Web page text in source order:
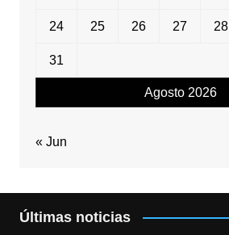
Agosto 2026
24 25 26 27 28
31
« Jun
Últimas noticias